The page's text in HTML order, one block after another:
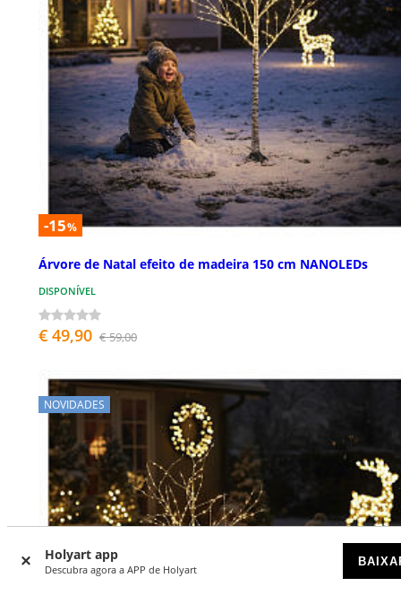
Holyart app
Descubra agora a APP de Holyart
-15%
Árvore de Natal efeito de madeira 150 cm NANOLEDs
DISPONÍVEL
€ 49,90 € 59,00
NOVIDADES